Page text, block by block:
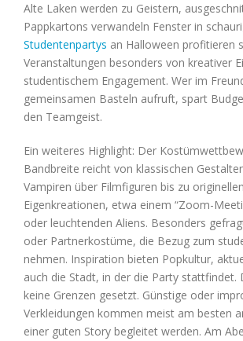
Alte Laken werden zu Geistern,
Pappkartons verwandeln Fenster in
Studentenpartys an Halloween profitieren
Veranstaltungen besonders von kreativer
studentischem Engagement. Wer im
gemeinsamen Basteln aufruft, spart
den Teamgeist.
Ein weiteres Highlight: Der
Bandbreite reicht von klassischen
Vampiren über Filmfiguren bis zu originellen
Eigenkreationen, etwa einem “Zoom-
oder leuchtenden Aliens. Besonders
oder Partnerkostüme, die Bezug zum
nehmen. Inspiration bieten Popkultur,
auch die Stadt, in der die Party stattfindet.
keine Grenzen gesetzt. Günstige oder
Verkleidungen kommen meist am besten
einer guten Story begleitet werden. Am